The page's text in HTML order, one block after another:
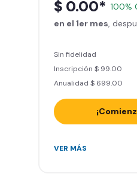
línea) en la app
Acceso a todas
$ 0.00* 100%
en el 1er mes ,
Sin fidelidad
Inscripción $ 99.00
Anualidad $ 699.00
Acceso ilimitado
VER MÁS